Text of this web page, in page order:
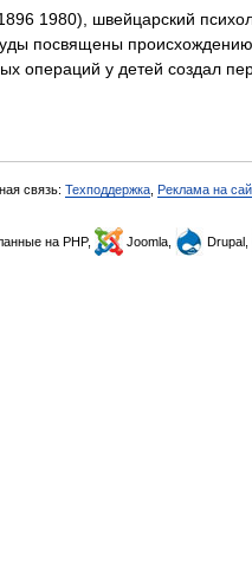
1980), швейцарский
посвящены
операций у детей создал
связь: Техподдержка Реклама на
на PHP, Joomla, Drupal,